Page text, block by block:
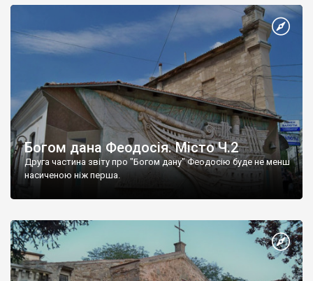
Богом дана Феодосія. Місто Ч.2
Друга частина звіту про "Богом дану" Феодосію буде не менш
насиченою ніж перша.